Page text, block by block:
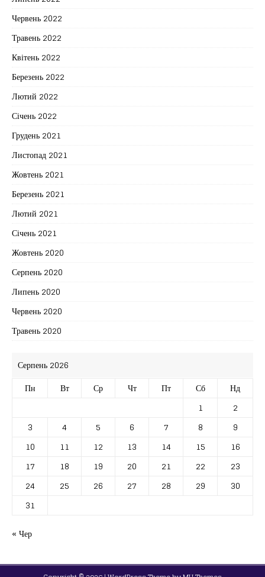
Червень 2022
Травень 2022
Квітень 2022
Березень 2022
Лютий 2022
Січень 2022
Грудень 2021
Листопад 2021
Жовтень 2021
Березень 2021
Лютий 2021
Січень 2021
Жовтень 2020
Серпень 2020
Липень 2020
Червень 2020
Травень 2020
Серпень 2026
Пн
Вт Ср Чт Пт Сб
Нд
1
2
3
4 5 6 7 8
9
10
11 12 13 14 15
16
17
18 19 20 21 22
23
24
25 26 27 28 29
30
31
« Чер